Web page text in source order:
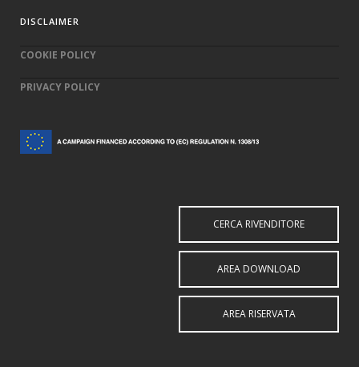
DISCLAIMER
COOKIE POLICY
PRIVACY POLICY
CERCA RIVENDITORE
AREA DOWNLOAD
AREA RISERVATA